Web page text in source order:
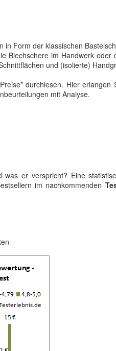
Form der klassischen
Blechschere im Handwerk oder
und (isolierte)
durchlesen. Hier erlangen
mit Analyse.
was er verspricht? Eine
im nachkommenden